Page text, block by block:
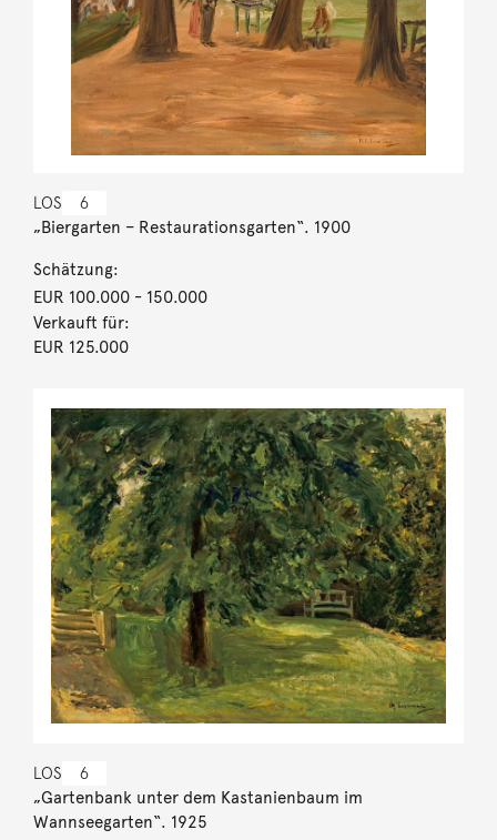
LOS 6
„Biergarten – Restaurationsgarten“. 1900
Schätzung:
EUR 100.000- 150.000
Verkauft für:
EUR 125.000
LOS 6
„Gartenbank unter dem Kastanienbaum im
Wannseegarten“. 1925